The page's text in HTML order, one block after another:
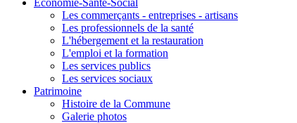
Economie-Santé-Social
Les commerçants - entreprises - artisans
Les professionnels de la santé
L'hébergement et la restauration
L'emploi et la formation
Les services publics
Les services sociaux
Patrimoine
Histoire de la Commune
Galerie photos